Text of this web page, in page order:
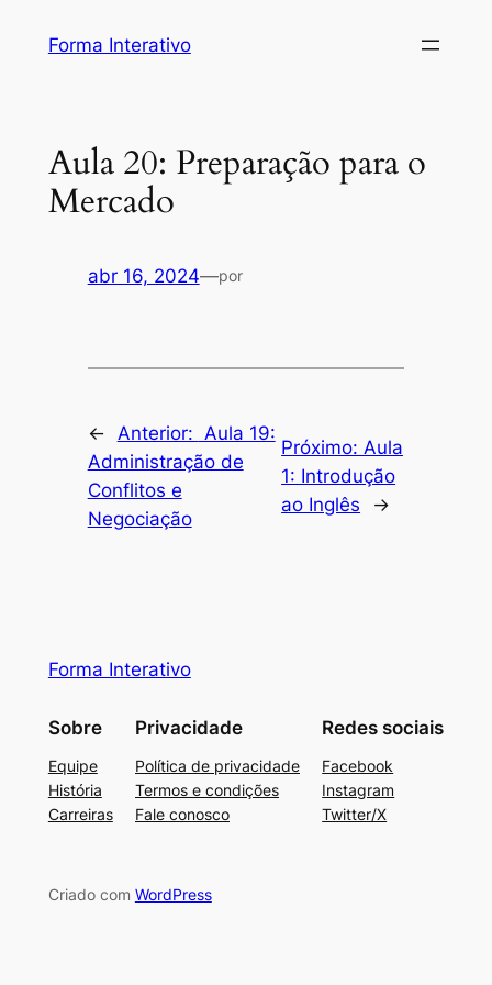
Forma Interativo
Aula 20: Preparação para o
Mercado
abr 16, 2024—por
← Anterior: Aula 19:
Administração de
Conflitos e
Negociação
Próximo: Aula
1: Introdução
ao Inglês
→
Forma Interativo
Sobre
Equipe
História
Carreiras
Privacidade
Política de privacidade
Termos e condições
Fale conosco
Redes sociais
Facebook
Instagram
Twitter/X
Criado com WordPress